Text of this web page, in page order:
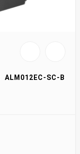
ALM012EC-SC-B